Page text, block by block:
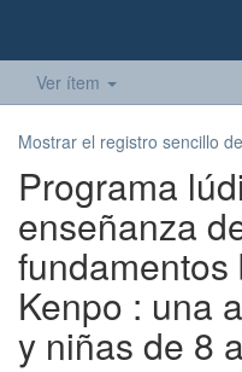
Ver ítem
Mostrar el registro sencillo
Programa
enseñanza
fundamentos
Kenpo : una
y niñas de 8